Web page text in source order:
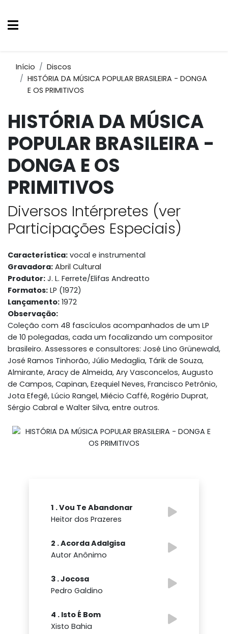
Início
Discos
HISTÓRIA DA MÚSICA POPULAR BRASILEIRA - DONGA
E OS PRIMITIVOS
HISTÓRIA DA MÚSICA
POPULAR BRASILEIRA -
DONGA E OS
PRIMITIVOS
Diversos Intérpretes (ver
Participações Especiais)
Característica: vocal e instrumental
Gravadora: Abril Cultural
Produtor: J. L. Ferrete/Elifas Andreatto
Formatos: LP (1972)
Lançamento: 1972
Observação:
Coleção com 48 fascículos acompanhados de um LP
de 10 polegadas, cada um focalizando um compositor
brasileiro. Assessores e consultores: José Lino Grünewald,
José Ramos Tinhorão, Júlio Medaglia, Tárik de Souza,
Almirante, Aracy de Almeida, Ary Vasconcelos, Augusto
de Campos, Capinan, Ezequiel Neves, Francisco Petrônio,
Jota Efegê, Lúcio Rangel, Miécio Caffé, Rogério Duprat,
Sérgio Cabral e Walter Silva, entre outros.
1 . Vou Te Abandonar
Heitor dos Prazeres
2 . Acorda Adalgisa
Autor Anônimo
3 . Jocosa
Pedro Galdino
4 . Isto É Bom
Xisto Bahia